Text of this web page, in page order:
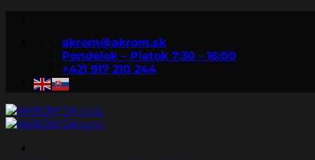
akrom@akrom.sk
Pondelok – Piatok 7:30 - 16:00
+421 917 210 244